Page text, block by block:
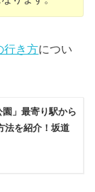
行き方につい
」最寄り駅から
法を紹介！坂道